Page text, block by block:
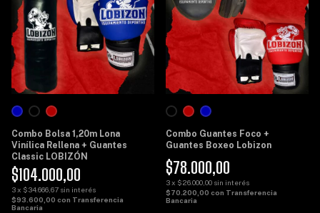
Combo Bolsa 1,20m Lona
Vinílica Rellena + Guantes
Classic LOBIZÓN
$104.000,00
3x $34.666,67 sin interés
$93.600,00 con Transferencia
Bancaria
Combo Guantes Foco +
Guantes Boxeo Lobizon
$78.000,00
3x $26.000,00 sin interés
$70.200,00 con Transferencia
Bancaria